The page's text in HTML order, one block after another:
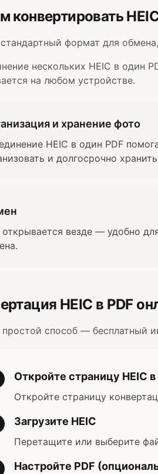
конвертировать
формат для
нескольких HEIC в один
на любом устройстве.
и хранение фото
HEIC в один PDF
и долгосрочно
открывается везде — удобно
HEIC в PDF
способ — бесплатный
Откройте страницу HEIC в
Откройте страницу
Загрузите HEIC
Перетащите или выберите
Настройте PDF